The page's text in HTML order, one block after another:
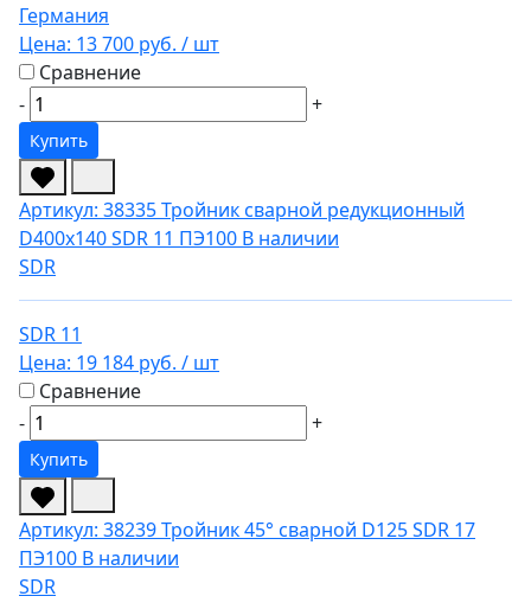
Германия
Цена: 13 700 руб. / шт
Сравнение
-
+
Купить
Артикул: 38335Тройник сварной редукционный
D400х140 SDR 11 ПЭ100 В наличии
SDR
SDR 11
Цена: 19 184 руб. / шт
Сравнение
-
+
Купить
Артикул: 38239Тройник 45° сварной D125 SDR 17
ПЭ100 В наличии
SDR